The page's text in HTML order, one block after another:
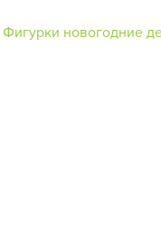
Фигурки новогодние